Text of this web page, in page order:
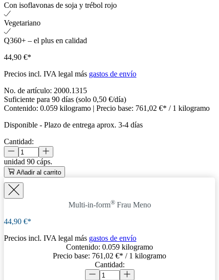
Con isoflavonas de soja y trébol rojo
Vegetariano
Q360+ – el plus en calidad
44,90 €*
Precios incl. IVA legal más gastos de envío
No. de artículo: 2000.1315
Suficiente para 90 días (solo 0,50 €/día)
Contenido: 0.059 kilogramo | Precio base: 761,02 €* / 1 kilogramo
Disponible - Plazo de entrega aprox. 3-4 días
Cantidad:
unidad 90 cáps.
Añadir al carrito
Multi-in-form® Frau Meno
44,90 €*
Precios incl. IVA legal más gastos de envío
Contenido: 0.059 kilogramo
Precio base: 761,02 €* / 1 kilogramo
Cantidad: